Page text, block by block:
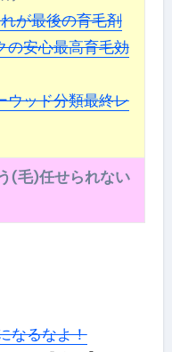
が最後の育毛剤
の安心最高育毛効
ウッド分類最終レ
(毛)任せられない
なるなよ！